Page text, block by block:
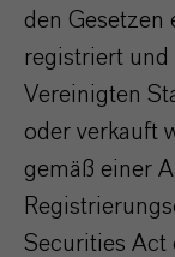
den Gesetzen
registriert und
Vereinigten
oder verkauft
gemäß einer
Securities Act